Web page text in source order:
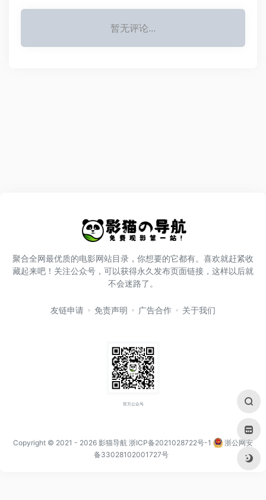
暂无评论...
聚合全网最优质的电影网站目录，你想要的它都有。喜欢就赶紧收
藏起来吧！关注公众号，可以获得永久发布页面链接，这样以后就
不会迷路了。
友链申请 免责声明 广告合作 关于我们
官方公众号
Copyright © 2021 - 2026 影猫导航 浙ICP备2021028722号-1
浙公网安
备33028102001727号